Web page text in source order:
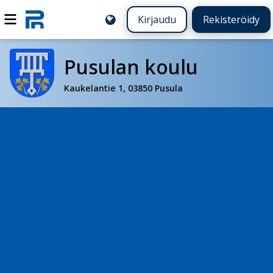
Kirjaudu Rekisteröidy
Pusulan koulu
Kaukelantie 1, 03850 Pusula